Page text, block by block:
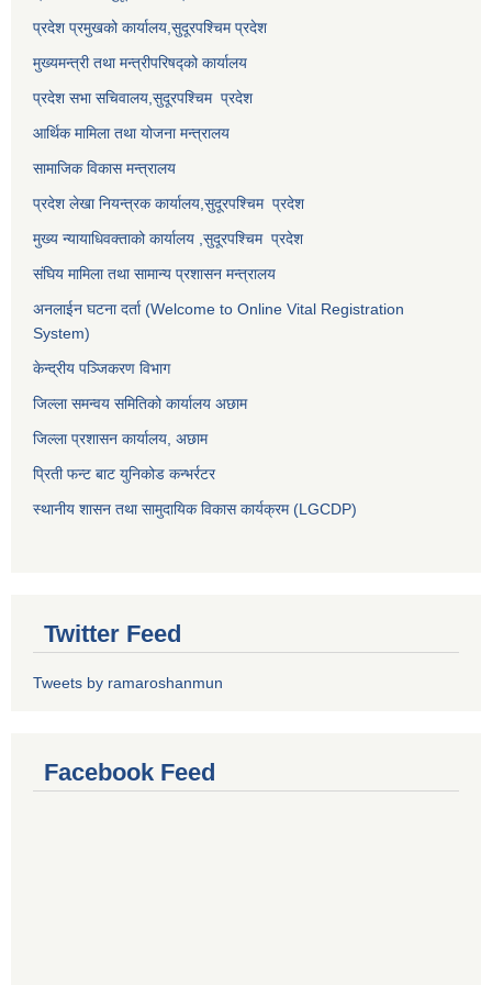
प्रदेश प्रमुखको कार्यालय, सुदूरपश्चिमप्रदेश
मुख्यमन्त्री तथा मन्त्रीपरिषद्को कार्यालय
प्रदेश सभा सचिवालय, सुदूरपश्चिम प्रदेश
आर्थिक मामिला तथा योजना मन्त्रालय
सामाजिक विकास मन्त्रालय
प्रदेश लेखा नियन्त्रक कार्यालय, सुदूरपश्चिम प्रदेश
मुख्य न्यायाधिवक्ताको कार्यालय , सुदूरपश्चिम प्रदेश
संघिय मामिला तथा सामान्य प्रशासन मन्त्रालय
अनलाईन घटना दर्ता (Welcome to Online Vital Registration
System)
केन्द्रीय पञ्जिकरण विभाग
जिल्ला समन्वय समितिको कार्यालय अछाम
जिल्ला प्रशासन कार्यालय, अछाम
प्रिती फन्ट बाट युनिकोड कन्भर्रटर
स्थानीय शासन तथा सामुदायिक विकास कार्यक्रम (LGCDP)
Twitter Feed
Tweets by ramaroshanmun
Facebook Feed